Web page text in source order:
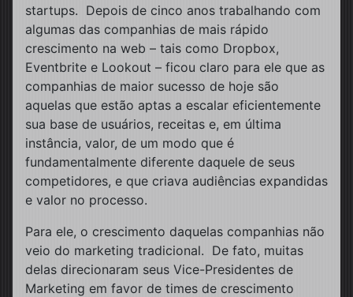
startups. Depois de cinco anos trabalhando com
algumas das companhias de mais rápido
crescimento na web – tais como Dropbox,
Eventbrite e Lookout – ficou claro para ele que as
companhias de maior sucesso de hoje são
aquelas que estão aptas a escalar eficientemente
sua base de usuários, receitas e, em última
instância, valor, de um modo que é
fundamentalmente diferente daquele de seus
competidores, e que criava audiências expandidas
e valor no processo.
Para ele, o crescimento daquelas companhias não
veio do marketing tradicional. De fato, muitas
delas direcionaram seus Vice-Presidentes de
Marketing em favor de times de crescimento